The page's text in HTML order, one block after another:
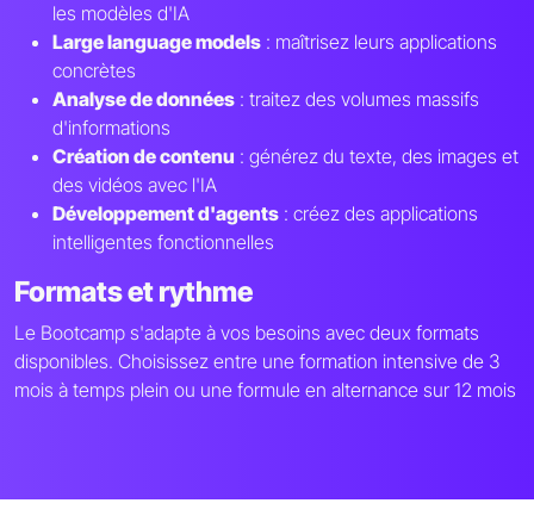
les modèles d'IA
Large language models : maîtrisez leurs applications
concrètes
Analyse de données : traitez des volumes massifs
d'informations
Création de contenu : générez du texte, des images et
des vidéos avec l'IA
Développement d'agents : créez des applications
intelligentes fonctionnelles
Formats et rythme
Le Bootcamp s'adapte à vos besoins avec deux formats
disponibles. Choisissez entre une formation intensive de 3
mois à temps plein ou une formule en alternance sur 12 mois